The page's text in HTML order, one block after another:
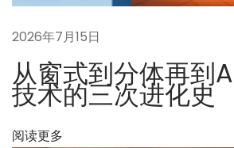
章
，
我
如
何
忆
2026年7月15日
从窗式到分体再到
技术的三次进化史
阅读更多